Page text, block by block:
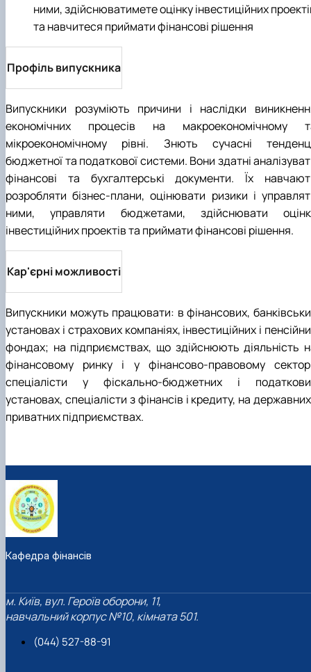
ними, здійснюватимете оцінку інвестиційних
та навчитеся приймати фінансові рішення
Профіль випускника
Випускники розуміють причини і наслідки
економічних процесів на макроекономічному
мікроекономічному рівні. Знють сучасні
бюджетної та податкової системи. Вони здатні
фінансові та бухгалтерські документи. Їх
розробляти бізнес-плани, оцінювати ризики і
ними, управляти бюджетами, здійснювати
інвестиційних проектів та приймати фінансові рішення.
Кар'єрні можливості
Випускники можуть працювати: в фінансових,
установах і страхових компаніях, інвестиційних і
фондах; на підприємствах, що здійснюють діяльність
фінансовому ринку і у фінансово-правовому
спеціалісти у фіскально-бюджетних і
установах, спеціалісти з фінансів і кредиту, на державних
приватних підприємствах.
Кафедра фінансів
м. Київ, вул. Героїв оборони, 11,
навчальний корпус №10, кімната 501.
(044) 527-88-91